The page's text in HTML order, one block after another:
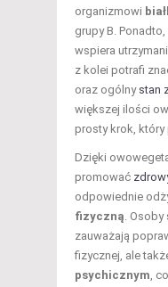
organizmowi
grupy B.
wspiera
z kolei potrafi
oraz ogólny stan
większej ilości
prosty krok, który
Dzięki
promować
odpowiednie
fizyczną. Osoby
zauważają
fizycznej, ale
psychicznym,